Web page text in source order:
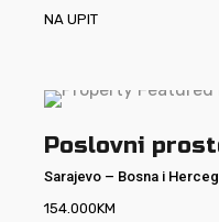
NA UPIT
Poslovni
Sarajevo – Bosna i
154.000KM